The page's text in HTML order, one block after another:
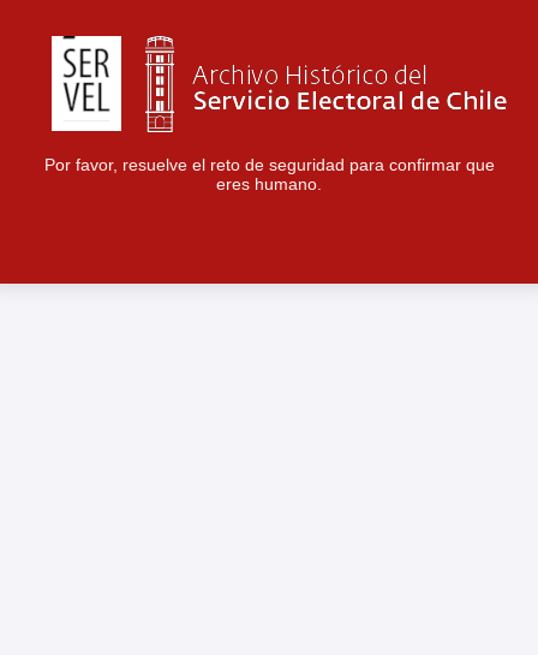
Por favor, resuelve el reto de seguridad para confirmar que
eres humano.